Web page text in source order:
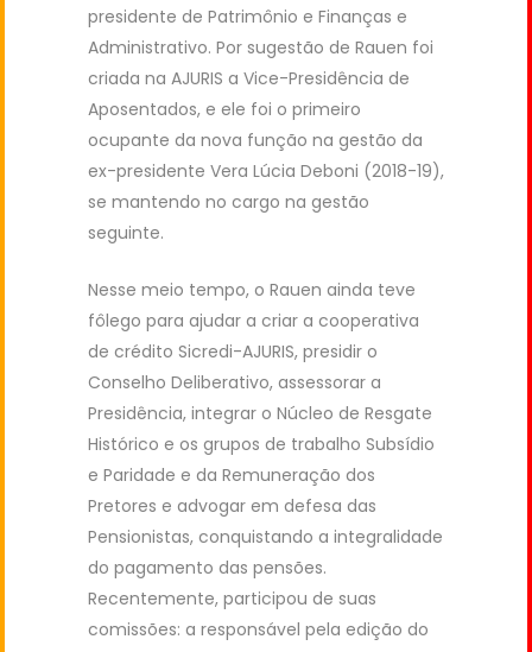
presidente de Patrimônio e Finanças e
Administrativo. Por sugestão de Rauen foi
criada na AJURIS a Vice-Presidência de
Aposentados, e ele foi o primeiro
ocupante da nova função na gestão da
ex-presidente Vera Lúcia Deboni (2018-19),
se mantendo no cargo na gestão
seguinte.
Nesse meio tempo, o Rauen ainda teve
fôlego para ajudar a criar a cooperativa
de crédito Sicredi-AJURIS, presidir o
Conselho Deliberativo, assessorar a
Presidência, integrar o Núcleo de Resgate
Histórico e os grupos de trabalho Subsídio
e Paridade e da Remuneração dos
Pretores e advogar em defesa das
Pensionistas, conquistando a integralidade
do pagamento das pensões.
Recentemente, participou de suas
comissões: a responsável pela edição do